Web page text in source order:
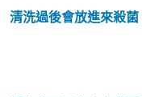
清洗過後會放進來殺菌